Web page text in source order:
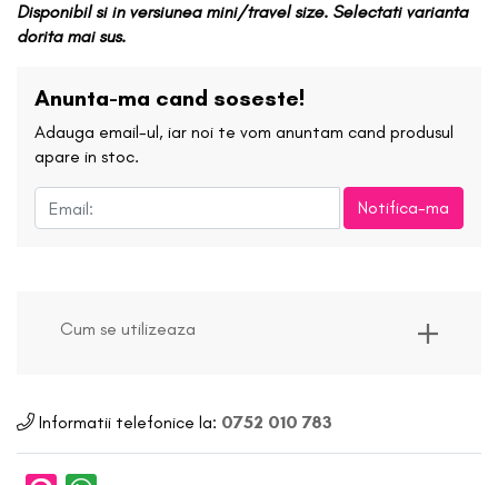
Disponibil si in versiunea mini/travel size. Selectati varianta
dorita mai sus.
Anunta-ma cand soseste!
Adauga email-ul, iar noi te vom anuntam cand produsul
apare in stoc.
Notifica-ma
Cum se utilizeaza
Informatii telefonice la: 0752 010 783